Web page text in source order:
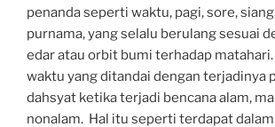
penanda seperti waktu, pagi, sore,
purnama, yang selalu berulang sesuai
edar atau orbit bumi terhadap
waktu yang ditandai dengan terjadinya
dahsyat ketika terjadi bencana alam,
nonalam. Hal itu seperti terdapat